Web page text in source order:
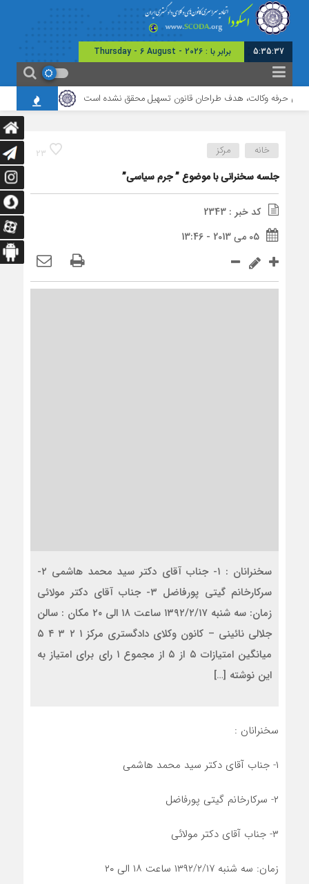
5:35:37 برابر با : Thursday - 6 August - 2026
حرفه وکالت، هدف طراحان قانون تسهیل محقق نشده است برگزاری نشست
23 خانه مرکز
جلسه سخنرانی با موضوع ” جرم سیاسی”
کد خبر : 2343
05 می 2013 - 13:46
سخنرانان : ۱- جناب آقای دکتر سید محمد هاشمی ۲-
سرکارخانم گیتی پورفاضل ۳- جناب آقای دکتر مولائی
زمان: سه شنبه ۱۳۹۲/۲/۱۷ ساعت ۱۸ الی ۲۰ مکان : سالن
جلالی نائینی – کانون وکلای دادگستری مرکز ۱ ۲ ۳ ۴ ۵
میانگین امتیازات ۵ از ۵ از مجموع ۱ رای برای امتیاز به
این نوشته […]
سخنرانان :
۱- جناب آقای دکتر سید محمد هاشمی
۲- سرکارخانم گیتی پورفاضل
۳- جناب آقای دکتر مولائی
زمان: سه شنبه ۱۳۹۲/۲/۱۷ ساعت ۱۸ الی ۲۰